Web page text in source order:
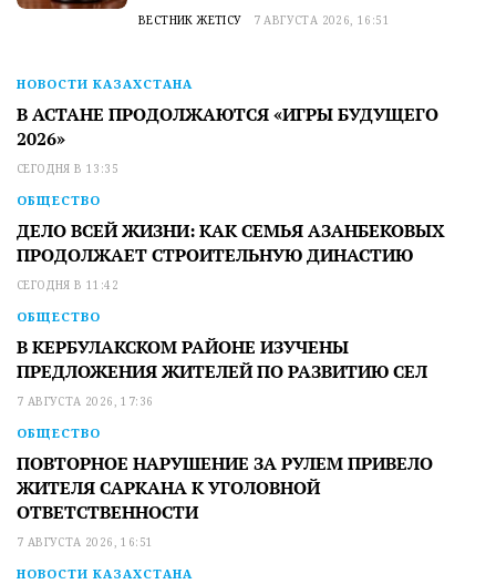
ВЕСТНИК ЖЕТІСУ 7 АВГУСТА 2026, 16:51
НОВОСТИ КАЗАХСТАНА
В АСТАНЕ ПРОДОЛЖАЮТСЯ «ИГРЫ БУДУЩЕГО
2026»
СЕГОДНЯ В 13:35
ОБЩЕСТВО
ДЕЛО ВСЕЙ ЖИЗНИ: КАК СЕМЬЯ АЗАНБЕКОВЫХ
ПРОДОЛЖАЕТ СТРОИТЕЛЬНУЮ ДИНАСТИЮ
СЕГОДНЯ В 11:42
ОБЩЕСТВО
В КЕРБУЛАКСКОМ РАЙОНЕ ИЗУЧЕНЫ
ПРЕДЛОЖЕНИЯ ЖИТЕЛЕЙ ПО РАЗВИТИЮ СЕЛ
7 АВГУСТА 2026, 17:36
ОБЩЕСТВО
ПОВТОРНОЕ НАРУШЕНИЕ ЗА РУЛЕМ ПРИВЕЛО
ЖИТЕЛЯ САРКАНА К УГОЛОВНОЙ
ОТВЕТСТВЕННОСТИ
7 АВГУСТА 2026, 16:51
НОВОСТИ КАЗАХСТАНА